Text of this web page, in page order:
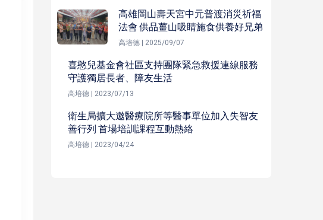
高雄岡山壽天宮中元普渡消災祈福
法會 供品薑山吸睛施食供養好兄弟
高培德 | 2025/09/07
喜憨兒基金會社區支持團隊緊急救援連線服務
守護獨居長者、障友生活
高培德 | 2023/07/13
衛生局擴大邀醫療院所等醫事單位加入失智友
善行列 首場培訓課程互動熱絡
高培德 | 2023/04/24